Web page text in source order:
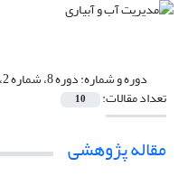
دوره و شماره:دوره 8، شماره 2، مهر 1397، صفحه 177-335
تعداد مقالات: 10
مقاله پژوهشی